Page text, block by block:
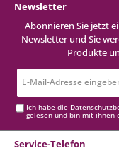
Newsletter
Abonnieren Sie jetzt
Newsletter und Sie
Produkte
Ich habe die
gelesen und bin mit ihnen
Service-Telefon